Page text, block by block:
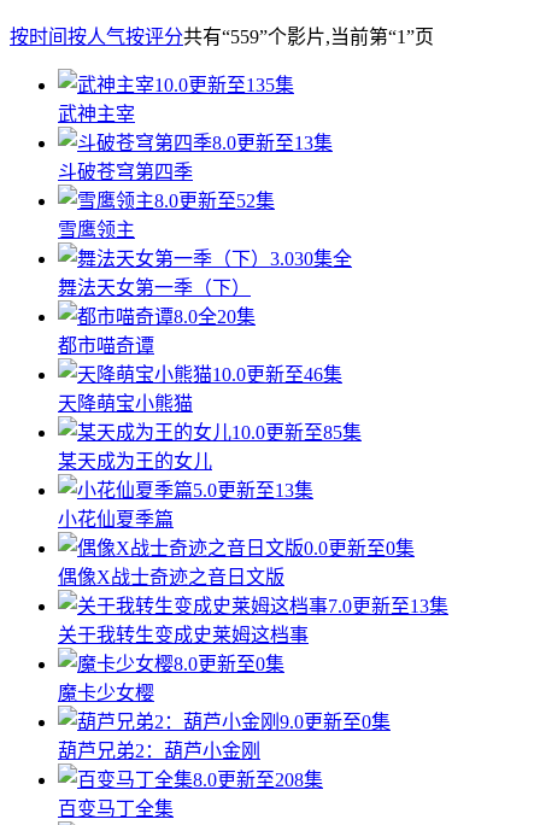
按时间按人气按评分共有“559”个影片,当前第“1”页
10.0更新至135集
武神主宰
8.0更新至13集
斗破苍穹第四季
8.0更新至52集
雪鹰领主
3.030集全
舞法天女第一季（下）
8.0全20集
都市喵奇谭
10.0更新至46集
天降萌宝小熊猫
10.0更新至85集
某天成为王的女儿
5.0更新至13集
小花仙夏季篇
0.0更新至0集
偶像X战士奇迹之音日文版
7.0更新至13集
关于我转生变成史莱姆这档事
8.0更新至0集
魔卡少女樱
9.0更新至0集
葫芦兄弟2：葫芦小金刚
8.0更新至208集
百变马丁全集